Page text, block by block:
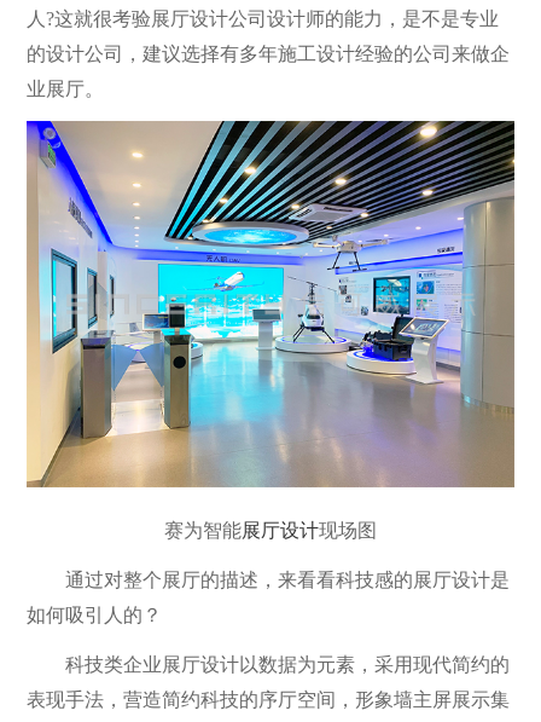
人?这就很考验展厅设计公司设计师的能力，是不是专业
的设计公司，建议选择有多年施工设计经验的公司来做企
业展厅。
赛为智能展厅设计现场图
通过对整个展厅的描述，来看看科技感的展厅设计是
如何吸引人的？
科技类企业展厅设计以数据为元素，采用现代简约的
表现手法，营造简约科技的序厅空间，形象墙主屏展示集